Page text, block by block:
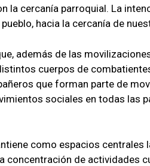
la cercanía parroquial. La
hacia la cercanía de
además de las
cuerpos de
que forman parte de
sociales en todas las
como espacios centrales
concentración de actividades